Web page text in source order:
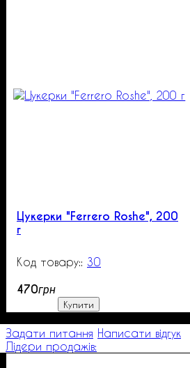
Цукерки "Ferrero Roshe", 200
г
30
470грн
Купити
Задати питання Написати відгук
Лідери продажів: